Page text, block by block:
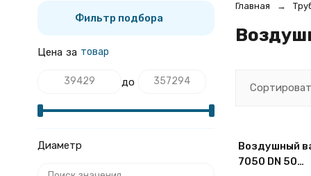
Главная
Воздушный
7050 DN 50
Фильтр подбора
Цена за товар
до
Диаметр